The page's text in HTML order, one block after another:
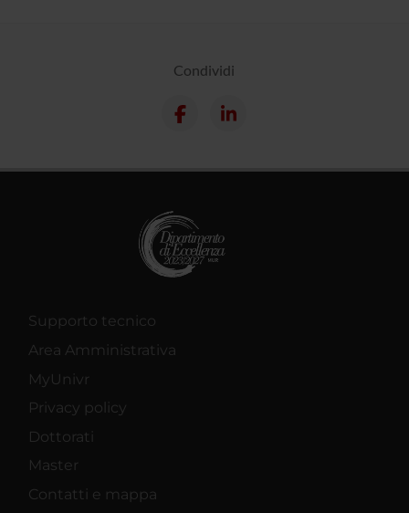
Condividi
Supporto tecnico
Area Amministrativa
MyUnivr
Privacy policy
Dottorati
Master
Contatti e mappa